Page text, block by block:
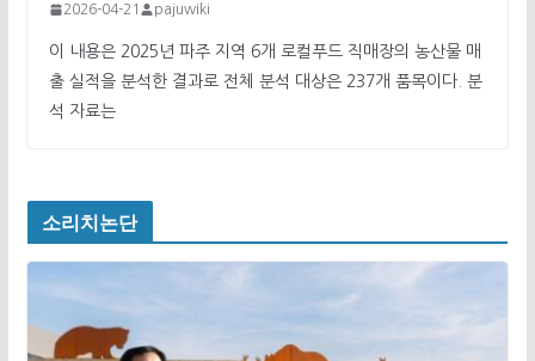
2026-04-21 pajuwiki
이 내용은 2025년 파주 지역 6개 로컬푸드 직매장의 농산물 매
출 실적을 분석한 결과로 전체 분석 대상은 237개 품목이다. 분
석 자료는
소리치논단